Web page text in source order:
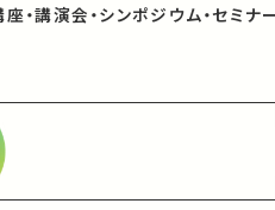
・講演会・シンポジウム・セミナ